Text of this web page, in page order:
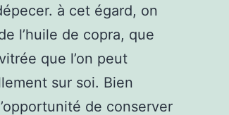
à cet égard, on
l’huile de copra, que
que l’on peut
sur soi. Bien
de conserver